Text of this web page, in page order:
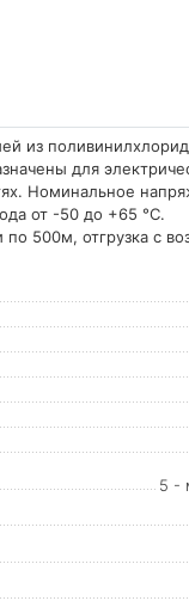
из
для
Номинальное
от -50 до +65 °C.
500м, отгрузка с
5 -